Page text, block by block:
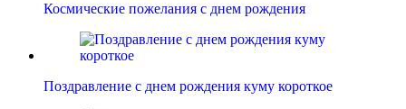
Космические пожелания с днем рождения
Поздравление с днем рождения куму короткое